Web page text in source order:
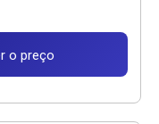
o preço